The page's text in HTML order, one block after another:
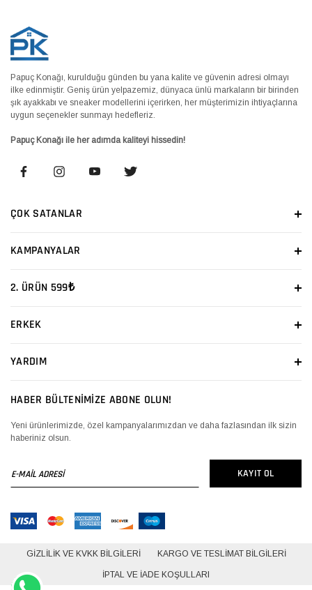
Papuç Konağı, kurulduğu günden bu yana kalite ve güvenin adresi olmayı
ilke edinmiştir. Geniş ürün yelpazemiz, dünyaca ünlü markaların bir birinden
şık ayakkabı ve sneaker modellerini içerirken, her müşterimizin ihtiyaçlarına
uygun seçenekler sunmayı hedefleriz.
Papuç Konağı ile her adımda kaliteyi hissedin!
ÇOK SATANLAR
KAMPANYALAR
2. ÜRÜN 599₺
ERKEK
YARDIM
HABER BÜLTENİMİZE ABONE OLUN!
Yeni ürünlerimizde, özel kampanyalarımızdan ve daha fazlasından ilk sizin
haberiniz olsun.
MAİL
KAYIT OL
GIZLILIK VE KVKK BILGILERI KARGO VE TESLIMAT BILGILERI
İPTAL VE İADE KOŞULLARI